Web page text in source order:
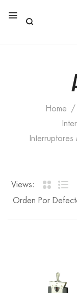
Home
Views: